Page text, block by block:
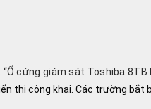
cứng giám sát Toshiba 8TB
thị công khai. Các trường bắt